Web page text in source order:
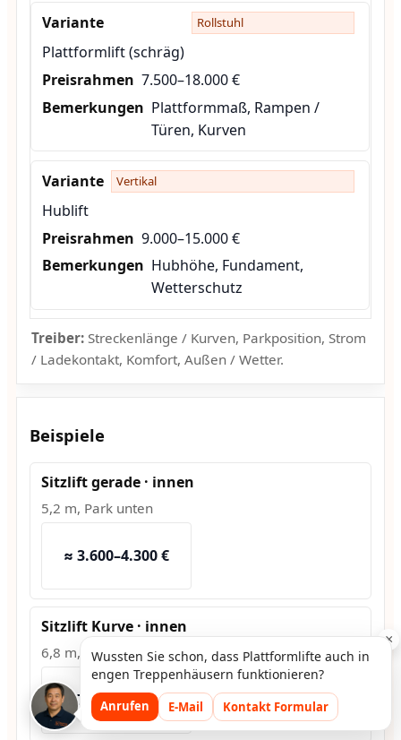
Rollstuhl
Plattformlift (schräg)
7.500–18.000 €
Plattformmaß, Rampen /
Türen, Kurven
Vertikal
Hublift
9.000–15.000 €
Hubhöhe, Fundament,
Wetterschutz
Treiber:Streckenlänge / Kurven, Parkposition, Strom
/ Ladekontakt, Komfort, Außen / Wetter.
Beispiele
Sitzlift gerade · innen
5,2 m, Park unten
≈ 3.600–4.300 €
Sitzlift Kurve · innen
6,8 m, 2 Kurven
≈ 7.500–9.200 €
×
Wussten Sie schon, dass Plattformlifte auch in
engen Treppenhäusern funktionieren?
Anrufen E-Mail Kontakt Formular